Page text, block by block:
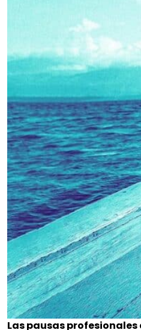
Las pausas